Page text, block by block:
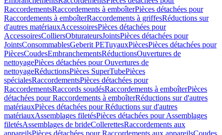
RaccordementsRaccordements à emboîterPièces détachées pour
Raccordements à emboîterRaccordements à griffesRéductions sur
d'autres matériauxAccessoiresPièces détachées pour
AccessoiresColliersObturateursJointsPièces détachées pour
JointsConsommablesGeberit PETuyauxPiècesPièces détachées pour
PiècesCoudesEmbranchementsRéductionsOuvertures de
nettoyagePièces détachées pour Ouvertures de
nettoyageRéductionsPièces SuperTubePièces
spécialesRaccordementsPièces détachées pour
RaccordementsRaccords soudésRaccordements à emboîterPièces
détachées pour Raccordements à emboîterRéductions sur d'autres
matériauxPièces détachées pour Réductions sur d'autres
matériauxAssemblages filetésPièces détachées pour Assemblages
filetésAssemblages de brideCollerettesRaccordements aux
appareilsPièces détachées pour Raccordements aux appareilsCoudes